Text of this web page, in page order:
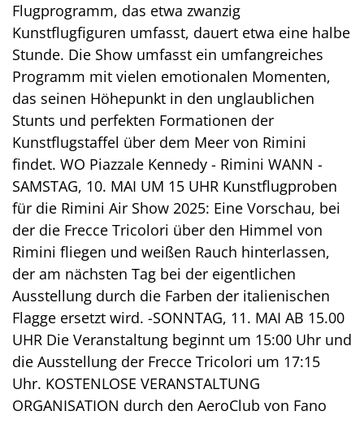
Flugprogramm, das etwa zwanzig
Kunstflugfiguren umfasst, dauert etwa eine halbe
Stunde. Die Show umfasst ein umfangreiches
Programm mit vielen emotionalen Momenten,
das seinen Höhepunkt in den unglaublichen
Stunts und perfekten Formationen der
Kunstflugstaffel über dem Meer von Rimini
findet. WO Piazzale Kennedy - Rimini WANN -
SAMSTAG, 10. MAI UM 15 UHR Kunstflugproben
für die Rimini Air Show 2025: Eine Vorschau, bei
der die Frecce Tricolori über den Himmel von
Rimini fliegen und weißen Rauch hinterlassen,
der am nächsten Tag bei der eigentlichen
Ausstellung durch die Farben der italienischen
Flagge ersetzt wird. -SONNTAG, 11. MAI AB 15.00
UHR Die Veranstaltung beginnt um 15:00 Uhr und
die Ausstellung der Frecce Tricolori um 17:15
Uhr. KOSTENLOSE VERANSTALTUNG
ORGANISATION durch den AeroClub von Fano